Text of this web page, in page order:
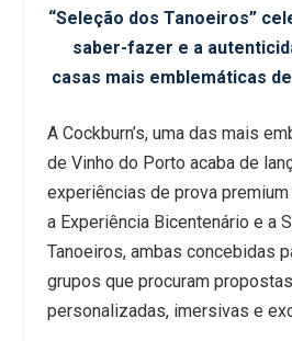
“Seleção dos Tanoeiros”
saber-fazer e a
casas mais emblemáticas
A Cockburn’s, uma das mais
de Vinho do Porto acaba de
experiências de prova
a Experiência Bicentenário e a
Tanoeiros, ambas concebidas
grupos que procuram
personalizadas, imersivas e